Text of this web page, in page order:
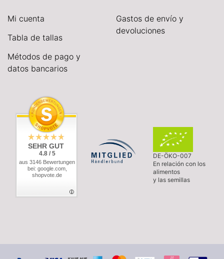
Mi cuenta
Tabla de tallas
Métodos de pago y
datos bancarios
Gastos de envío y
devoluciones
SEHR GUT
4.8 / 5
aus 3146 Bewertungen
bei: google.com,
shopvote.de
DE-ÖKO-007
En relación con los
alimentos
y las semillas